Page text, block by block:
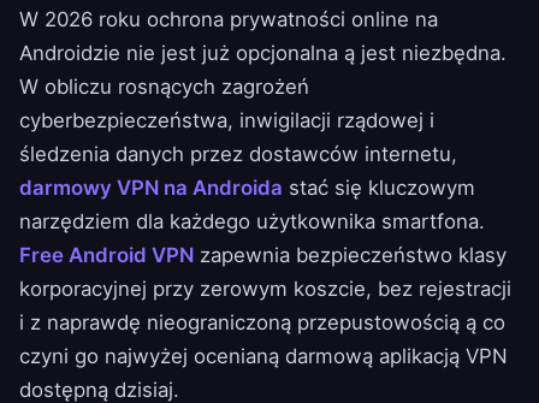
W 2026 roku ochrona prywatności online na
Androidzie nie jest już opcjonalna ą jest niezbędna.
W obliczu rosnących zagrożeń
cyberbezpieczeństwa, inwigilacji rządowej i
śledzenia danych przez dostawców internetu,
darmowy VPN na Androida stać się kluczowym
narzędziem dla każdego użytkownika smartfona.
Free Android VPN zapewnia bezpieczeństwo klasy
korporacyjnej przy zerowym koszcie, bez rejestracji
i z naprawdę nieograniczoną przepustowością ą co
czyni go najwyżej ocenianą darmową aplikacją VPN
dostępną dzisiaj.